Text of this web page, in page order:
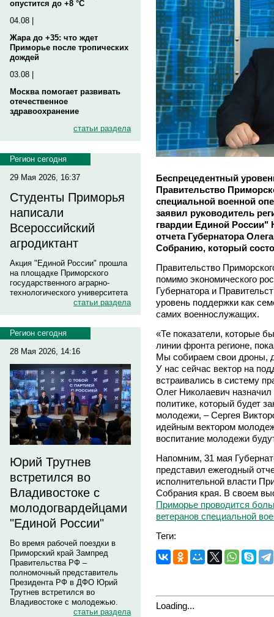
опустится до +8 °C
04.08 |
Жара до +35: что ждет
Приморье после тропических
дождей
03.08 |
Москва помогает развивать
отечественное
здравоохранение
статьи раздела
Регион сегодня
29 Мая 2026, 16:37
Студенты Приморья
написали
Всероссийский
агродиктант
Акция "Единой России" прошла
на площадке Приморского
государственного аграрно-
технологического университета
статьи раздела
Регион сегодня
28 Мая 2026, 14:16
Юрий Трутнев
встретился во
Владивостоке с
молодогвардейцами
"Единой России"
Во время рабочей поездки в
Приморский край Зампред
Правительства РФ –
полномочный представитель
Президента РФ в ДФО Юрий
Трутнев встретился во
Владивостоке с молодежью.
статьи раздела
Беспрецедентный
Правительство
специальной военной
заявил руководитель
гвардии Единой России"
отчета Губернатора
Собранию, который
Правительство
помимо экономического
Губернатора и
уровень поддержки как
самих военнослужащих.
«Те показатели, которые
линии фронта регионе,
Мы собираем свои дроны,
У нас сейчас вектор на
встраивались в систему
Олег Николаевич назначил
политике, который будет
молодежи, – Сергея
идейным вектором
воспитание молодежи
Напомним, 31 мая
представил ежегодный
исполнительной власти
Собрания края. В своем
Приморье проводится
ветеранов специальной
Теги:
Loading...